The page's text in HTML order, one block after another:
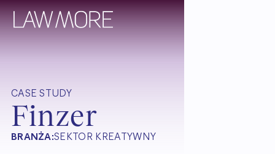
CASE STUDY
Finzer
BRANŻA:SEKTOR KREATYWNY